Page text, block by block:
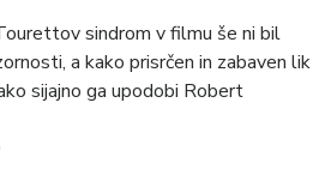
sindrom v filmu še ni bil
a kako prisrčen in zabaven lik
sijajno ga upodobi Robert